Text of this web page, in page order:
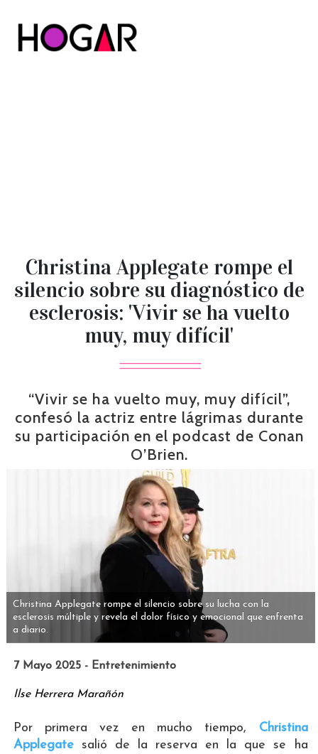
Christina Applegate rompe el
silencio sobre su diagnóstico de
esclerosis: 'Vivir se ha vuelto
muy, muy difícil'
“Vivir se ha vuelto muy, muy difícil”,
confesó la actriz entre lágrimas durante
su participación en el podcast de Conan
O’Brien.
Christina Applegate rompe el silencio sobre su lucha con la
esclerosis múltiple y revela el dolor físico y emocional que enfrenta
a diario.
7 Mayo 2025 - Entretenimiento
Ilse Herrera Marañón
Por primera vez en mucho tiempo, Christina
Applegatesalió de la reserva en la que se ha